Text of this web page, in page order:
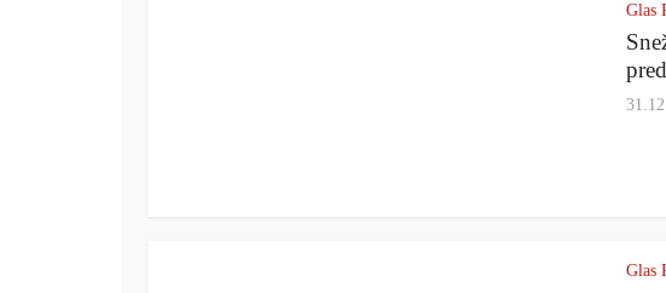
Glas
Glas